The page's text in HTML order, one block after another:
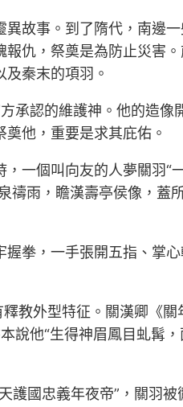
故事。到了隋代，南邊
報仇，祭奠是為防止災害
秦末的項羽。
承認的維護神。他的造像
他，重要是求其庇佑。
一個叫向友的人夢關羽“
禱雨，瞻漢壽亭侯像，蓋
拳，一手張開五指、掌
教外型特征。關漢卿《
說他“生得神眉鳳目虬髯
護國忠義年夜帝”，關羽